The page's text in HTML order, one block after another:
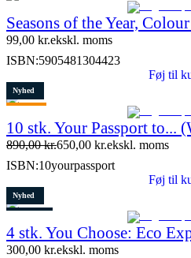
Seasons of the Year,
99,00 kr.ekskl. moms
ISBN:5905481304423
Føj til
Nyhed
Restparti
9 stk. tilbage
10 stk. Your Passport to...
890,00kr.650,00 kr.ekskl. moms
ISBN:10yourpassport
Føj til
Nyhed
7 stk. tilbage
4 stk. You Choose: Eco
300,00 kr.ekskl. moms